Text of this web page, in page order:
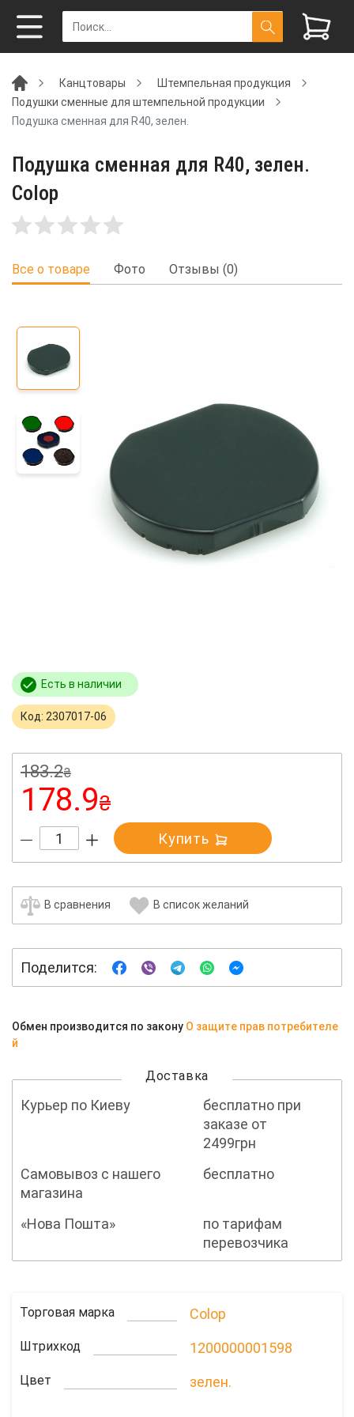
Канцтовары
Штемпельная продукция
Подушки сменные для штемпельной продукции
Подушка сменная для R40, зелен.
Подушка сменная для R40, зелен.
Colop
Все о товаре Фото Отзывы (0)
Есть в наличии
Код: 2307017-06
183.2₴
178.9₴
Купить
В сравнения В список желаний
Поделится:
Обмен производится по закону О защите прав потребителе
й
Доставка
Курьер по Киеву
бесплатно при
заказе от
2499грн
Самовывоз с нашего
магазина
бесплатно
«Нова Пошта»
по тарифам
перевозчика
Торговая марка Colop
Штрихкод 1200000001598
Цвет зелен.